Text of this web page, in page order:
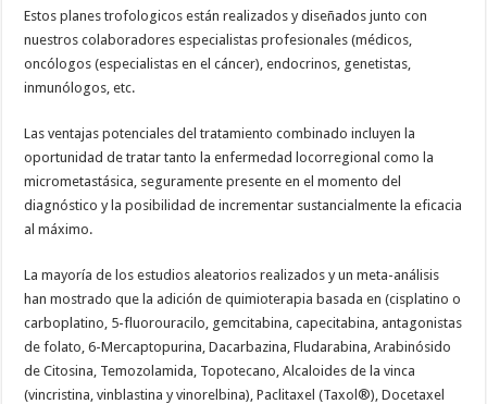
Estos planes trofologicos están realizados y diseñados junto con
nuestros colaboradores especialistas profesionales (médicos,
oncólogos (especialistas en el cáncer), endocrinos, genetistas,
inmunólogos, etc.
Las ventajas potenciales del tratamiento combinado incluyen la
oportunidad de tratar tanto la enfermedad locorregional como la
micrometastásica, seguramente presente en el momento del
diagnóstico y la posibilidad de incrementar sustancialmente la eficacia
al máximo.
La mayoría de los estudios aleatorios realizados y un meta-análisis
han mostrado que la adición de quimioterapia basada en (cisplatino o
carboplatino, 5-fluorouracilo, gemcitabina, capecitabina, antagonistas
de folato, 6-Mercaptopurina, Dacarbazina, Fludarabina, Arabinósido
de Citosina, Temozolamida, Topotecano, Alcaloides de la vinca
(vincristina, vinblastina y vinorelbina), Paclitaxel (Taxol®), Docetaxel